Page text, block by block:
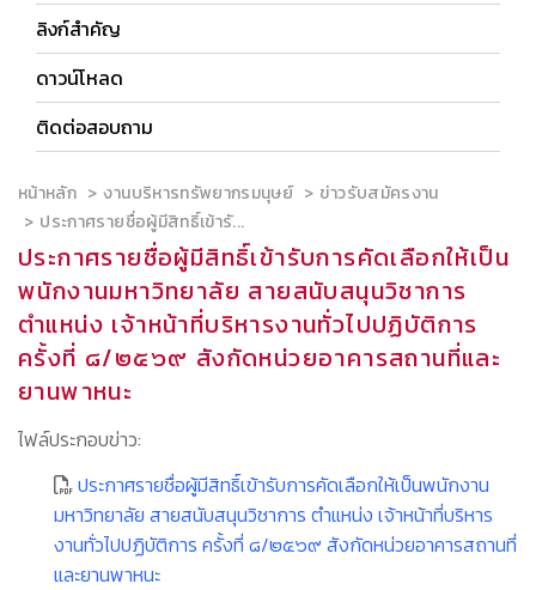
ลิงก์สำคัญ
ดาวน์โหลด
ติดต่อสอบถาม
หน้าหลัก งานบริหารทรัพยากรมนุษย์
ข่าวรับสมัครงาน
ประกาศรายชื่อผู้มีสิทธิ์เข้ารั...
ประกาศรายชื่อผู้มีสิทธิ์เข้ารับการคัดเลือกให้เป็น
พนักงานมหาวิทยาลัย สายสนับสนุนวิชาการ
ตำแหน่ง เจ้าหน้าที่บริหารงานทั่วไปปฏิบัติการ
ครั้งที่ ๘/๒๕๖๙ สังกัดหน่วยอาคารสถานที่และ
ยานพาหนะ
ไฟล์ประกอบข่าว:
ประกาศรายชื่อผู้มีสิทธิ์เข้ารับการคัดเลือกให้เป็นพนักงาน
มหาวิทยาลัย สายสนับสนุนวิชาการ ตำแหน่ง เจ้าหน้าที่บริหาร
งานทั่วไปปฏิบัติการ ครั้งที่ ๘/๒๕๖๙ สังกัดหน่วยอาคารสถานที่
และยานพาหนะ